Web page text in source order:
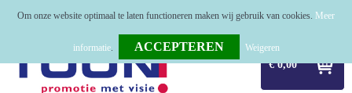
€ 0,00
Relatiegeschenken
Om onze website optimaal te laten functioneren maken wij gebruik van cookies. Meer
informatie. Weigeren